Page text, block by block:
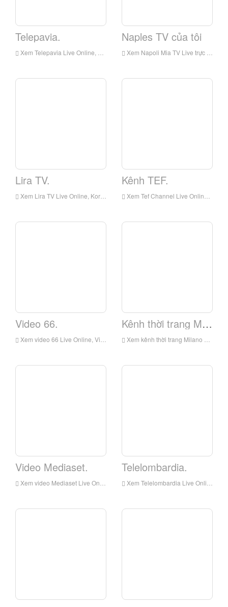
Telepavia.
Xem Telepavia Live Online, Telepavia HD Live Streaming, Telepavia Xem trực tiếp TV từ Ý
Naples TV của tôi
Xem Napoli Mia TV Live trực tuyến, Napoli Mia TV HD Live Streaming, Napoli Mia TV Watch Live TV từ Ý
Lira TV.
Xem Lira TV Live Online, Kora TV HD Live Streaming, Lira TV Watch Live TV từ Ý
Kênh TEF.
Xem Tef Channel Live Online, Tef Channel HD Live Streaming, Tef Channel Watch Live TV từ Ý
Video 66.
Xem video 66 Live Online, Video 66 HD Live Streaming, Video 66 Xem TV trực tiếp từ Ý
Kênh thời trang Milano.
Xem kênh thời trang Milano Live Online, Kênh thời trang Milano HD Live Streaming, Kênh thời trang Milano Watch Truyền hình trực tiếp từ Ý
Video Mediaset.
Xem video Mediaset Live Online, Video Mediaset HD Live Streaning, Video Mediaset Watch Live TV từ Ý
Telelombardia.
Xem Telelombardia Live Online, Telelombardia HD Live Streaming, Telelombardia Xem trực tiếp TV từ Ý